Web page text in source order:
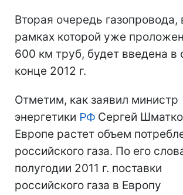
Вторая очередь газопровода,
рамках которой уже
600 км труб, будет введена в
конце 2012 г.
Отметим, как заявил министр
энергетики РФ Сергей
Европе растет объем
российского газа. По его
полугодии 2011 г. поставки
российского газа в Европу